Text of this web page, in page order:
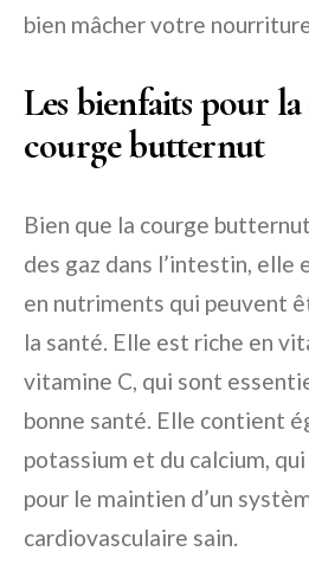
bien mâcher votre
Les bienfaits pour la
courge butternut
Bien que la courge
des gaz dans l’intestin, elle
en nutriments qui peuvent
la santé. Elle est riche en
vitamine C, qui sont
bonne santé. Elle contient
potassium et du calcium,
pour le maintien d’un
cardiovasculaire sain.